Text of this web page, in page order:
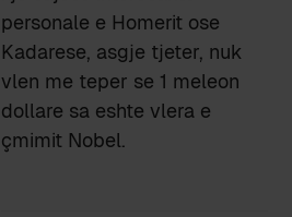
personale e Homerit ose
Kadarese, asgje tjeter, nuk
vlen me teper se 1 meleon
dollare sa eshte vlera e
çmimit Nobel.